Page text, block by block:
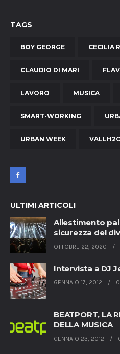
TAGS
BOY GEORGE CECILIA
CLAUDIO DI MARI
LAVORO MUSICA
SMART-WORKING
URBAN WEEK
ULTIMI ARTICOLI
Allestimento
sicurezza del
OTTOBRE 22, 2020
Intervista a DJ
GENNAIO 17, 2012 0
BEATPORT, LA
DELLA MUSICA
GENNAIO 23, 2012